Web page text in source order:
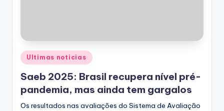
Posted
in
Ultimas noticias
Saeb 2025: Brasil recupera nível pré-
pandemia, mas ainda tem gargalos
Os resultados nas avaliações do Sistema de Avaliação